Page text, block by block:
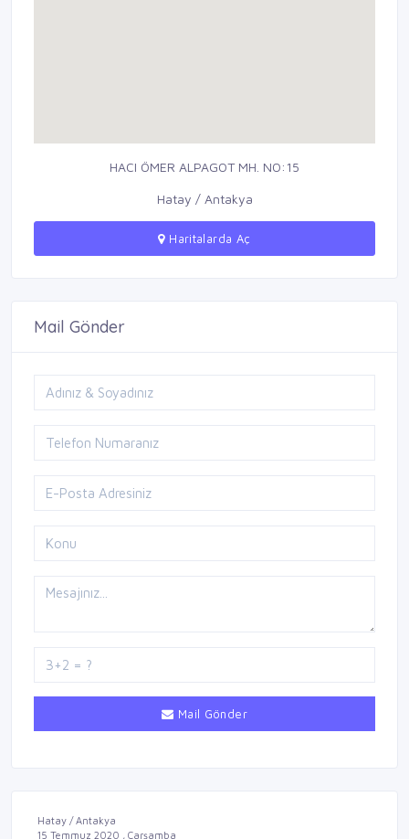
HACI ÖMER ALPAGOT MH. NO:15
Hatay / Antakya
Haritalarda Aç
Mail Gönder
Mail Gönder
Hatay / Antakya
15 Temmuz 2020 , Çarşamba